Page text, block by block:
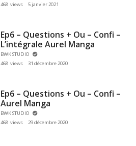
468 views
5 janvier 2021
Ep6 – Questions + Ou – Confi –
L’intégrale Aurel Manga
BWK STUDIO
468 views
31 décembre 2020
Ep6 – Questions + Ou – Confi –
Aurel Manga
BWK STUDIO
468 views
29 décembre 2020